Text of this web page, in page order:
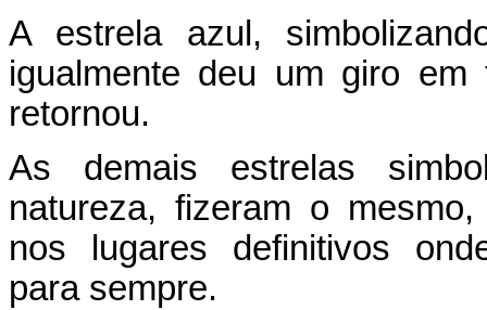
A estrela azul,
igualmente deu um giro
retornou.
As demais estrelas
natureza, fizeram o
nos lugares definitivos
para sempre.